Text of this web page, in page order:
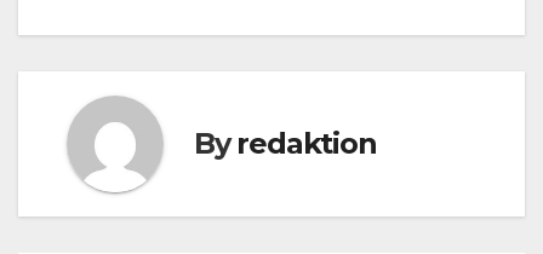
Byredaktion